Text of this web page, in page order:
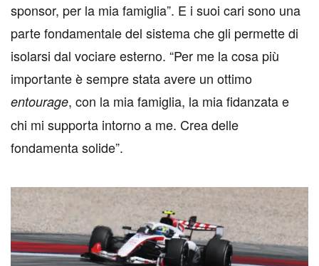
sponsor, per la mia famiglia”. E i suoi cari sono una
parte fondamentale del sistema che gli permette di
isolarsi dal vociare esterno. “Per me la cosa più
importante è sempre stata avere un ottimo
entourage, con la mia famiglia, la mia fidanzata e
chi mi supporta intorno a me. Crea delle
fondamenta solide”.